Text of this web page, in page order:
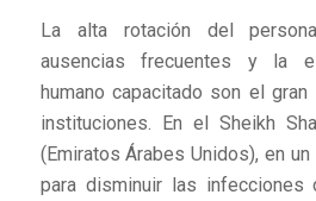
La alta rotación del
ausencias frecuentes y la
humano capacitado son el
instituciones. En el Sheikh
(Emiratos Árabes Unidos), en
para disminuir las infecciones